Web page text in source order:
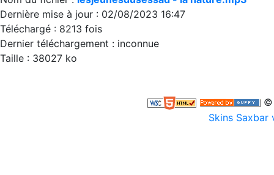
Dernière mise à jour : 02/08/2023 16:47
Téléchargé : 8213 fois
Dernier téléchargement : inconnue
Taille : 38027 ko
©
Skins Saxbar